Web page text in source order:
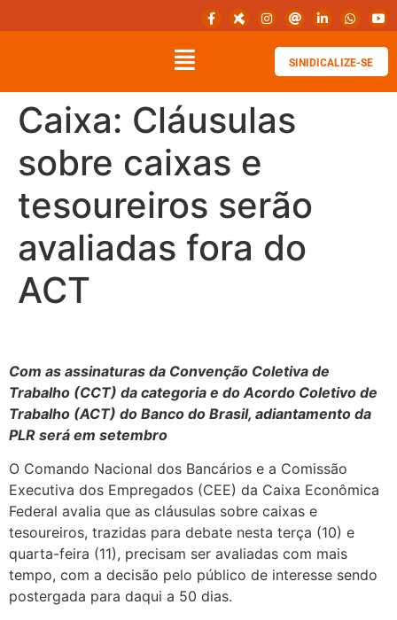
SINIDICALIZE-SE
Caixa: Cláusulas
sobre caixas e
tesoureiros serão
avaliadas fora do
ACT
Com as assinaturas da Convenção Coletiva de
Trabalho (CCT) da categoria e do Acordo Coletivo de
Trabalho (ACT) do Banco do Brasil, adiantamento da
PLR será em setembro
O Comando Nacional dos Bancários e a Comissão
Executiva dos Empregados (CEE) da Caixa Econômica
Federal avalia que as cláusulas sobre caixas e
tesoureiros, trazidas para debate nesta terça (10) e
quarta-feira (11), precisam ser avaliadas com mais
tempo, com a decisão pelo público de interesse sendo
postergada para daqui a 50 dias.